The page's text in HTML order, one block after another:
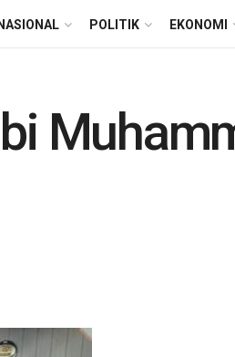
NASIONAL POLITIK EKONOMI